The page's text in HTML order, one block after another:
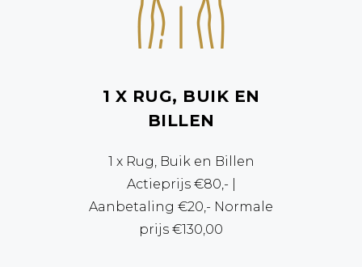
1 X RUG, BUIK EN
BILLEN
1 x Rug, Buik en Billen
Actieprijs €80,- |
Aanbetaling €20,- Normale
prijs €130,00